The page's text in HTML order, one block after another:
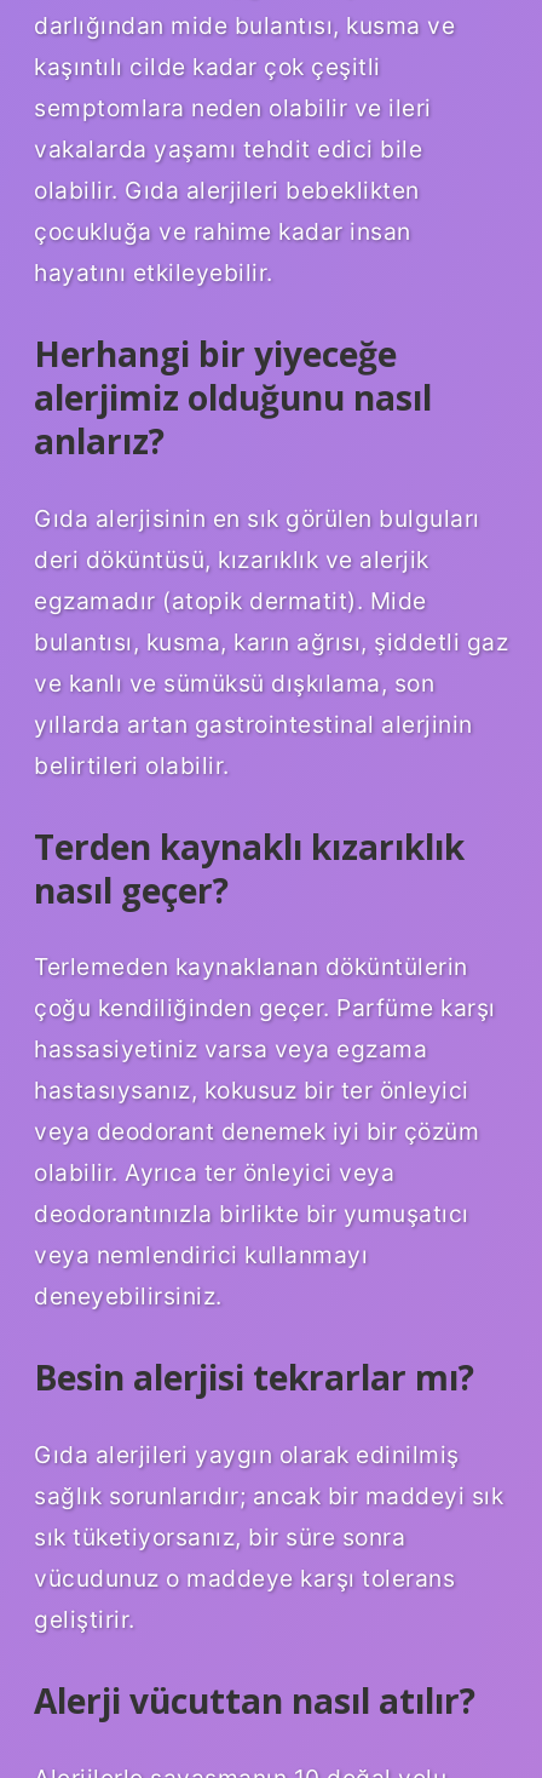
darlığından mide bulantısı, kusma ve
kaşıntılı cilde kadar çok çeşitli
semptomlara neden olabilir ve ileri
vakalarda yaşamı tehdit edici bile
olabilir. Gıda alerjileri bebeklikten
çocukluğa ve rahime kadar insan
hayatını etkileyebilir.
Herhangi bir yiyeceğe
alerjimiz olduğunu nasıl
anlarız?
Gıda alerjisinin en sık görülen bulguları
deri döküntüsü, kızarıklık ve alerjik
egzamadır (atopik dermatit). Mide
bulantısı, kusma, karın ağrısı, şiddetli gaz
ve kanlı ve sümüksü dışkılama, son
yıllarda artan gastrointestinal alerjinin
belirtileri olabilir.
Terden kaynaklı kızarıklık
nasıl geçer?
Terlemeden kaynaklanan döküntülerin
çoğu kendiliğinden geçer. Parfüme karşı
hassasiyetiniz varsa veya egzama
hastasıysanız, kokusuz bir ter önleyici
veya deodorant denemek iyi bir çözüm
olabilir. Ayrıca ter önleyici veya
deodorantınızla birlikte bir yumuşatıcı
veya nemlendirici kullanmayı
deneyebilirsiniz.
Besin alerjisi tekrarlar mı?
Gıda alerjileri yaygın olarak edinilmiş
sağlık sorunlarıdır; ancak bir maddeyi sık
sık tüketiyorsanız, bir süre sonra
vücudunuz o maddeye karşı tolerans
geliştirir.
Alerji vücuttan nasıl atılır?